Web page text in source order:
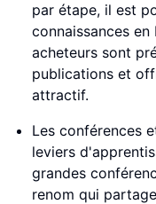
par étape, il est
connaissances
acheteurs sont
publications et
attractif.
Les conférences
leviers
grandes
renom qui